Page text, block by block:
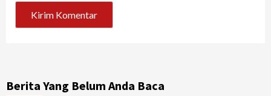
Berita Yang Belum Anda Baca